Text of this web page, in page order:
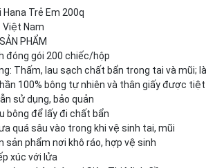
Hana Trẻ Em 200q
Việt Nam
PHẨM
đóng gói 200 chiếc/hộp
Thấm, lau sạch chất bẩn trong tai và mũi;
100% bông tự nhiên và thân giấy được
sử dụng, bảo quản
bông để lấy đi chất bẩn
quá sâu vào trong khi vệ sinh tai, mũi
sản phẩm nơi khô ráo, hợp vệ sinh
xúc với lửa